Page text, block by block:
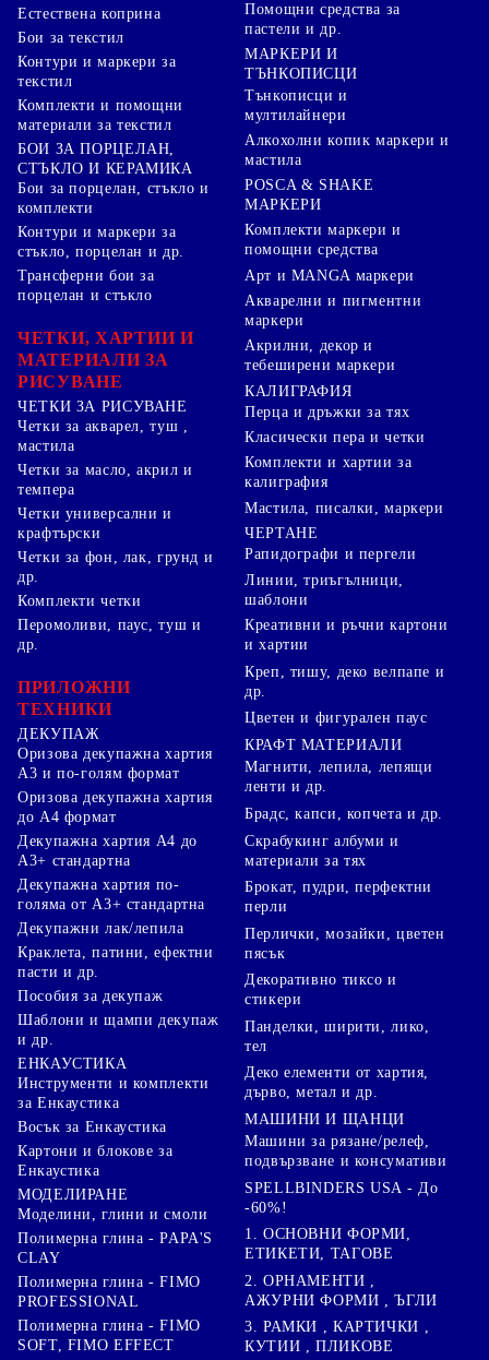
Естествена коприна
Бои за текстил
Контури и маркери за
текстил
Комплекти и помощни
материали за текстил
БОИ ЗА ПОРЦЕЛАН,
СТЪКЛО И КЕРАМИКА
Бои за порцелан, стъкло и
комплекти
Контури и маркери за
стъкло, порцелан и др.
Трансферни бои за
порцелан и стъкло
ЧЕТКИ, ХАРТИИ И
МАТЕРИАЛИ ЗА
РИСУВАНЕ
ЧЕТКИ ЗА РИСУВАНЕ
Четки за акварел, туш ,
мастила
Четки за масло, акрил и
темпера
Четки универсални и
крафтърски
Четки за фон, лак, грунд и
др.
Комплекти четки
Помощни средства за
пастели и др.
МАРКЕРИ И
ТЪНКОПИСЦИ
Тънкописци и
мултилайнери
Алкохолни копик маркери и
мастила
POSCA & SHAKE
МАРКЕРИ
Комплекти маркери и
помощни средства
Арт и MANGA маркери
Акварелни и пигментни
маркери
Акрилни, декор и
тебеширени маркери
КАЛИГРАФИЯ
Перца и дръжки за тях
Класически пера и четки
Комплекти и хартии за
калиграфия
Мастила, писалки, маркери
ЧЕРТАНЕ
Рапидографи и пергели
Линии, триъгълници,
шаблони
Перомоливи, паус, туш и
др.
ПРИЛОЖНИ
ТЕХНИКИ
ДЕКУПАЖ
Оризова декупажна хартия
А3 и по-голям формат
Оризова декупажна хартия
до А4 формат
Декупажна хартия А4 до
А3+ стандартна
Декупажна хартия по-
голяма от А3+ стандартна
Декупажни лак/лепила
Краклета, патини, ефектни
пасти и др.
Пособия за декупаж
Шаблони и щампи декупаж
и др.
ЕНКАУСТИКА
Инструменти и комплекти
за Енкаустика
Восък за Енкаустика
Картони и блокове за
Енкаустика
МОДЕЛИРАНЕ
Моделини, глини и смоли
Полимерна глина - PAPA'S
CLAY
Полимерна глина - FIMO
PROFESSIONAL
Полимерна глина - FIMO
SOFT, FIMO EFFECT
Креативни и ръчни картони
и хартии
Креп, тишу, деко велпапе и
др.
Цветен и фигурален паус
КРАФТ МАТЕРИАЛИ
Магнити, лепила, лепящи
ленти и др.
Брадс, капси, копчета и др.
Скрабукинг албуми и
материали за тях
Брокат, пудри, перфектни
перли
Перлички, мозайки, цветен
пясък
Декоративно тиксо и
стикери
Панделки, ширити, лико,
тел
Деко елементи от хартия,
дърво, метал и др.
МАШИНИ И ЩАНЦИ
Машини за рязане/релеф,
подвързване и консумативи
SPELLBINDERS USA - До
-60%!
1. ОСНОВНИ ФОРМИ,
ЕТИКЕТИ, ТАГОВЕ
2. ОРНАМЕНТИ ,
АЖУРНИ ФОРМИ , ЪГЛИ
3. РАМКИ , КАРТИЧКИ ,
КУТИИ , ПЛИКОВЕ